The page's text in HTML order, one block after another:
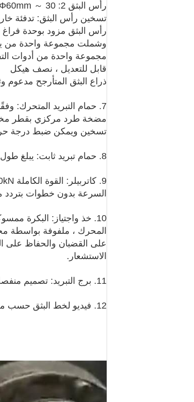
رأس البثق 2: 30 ～ Φ60mm
تسخين رأس البثق: تدفئة
رأس البثق مزود بوحدة فراغ
وشملت مجموعة واحدة من
مجموعة واحدة من أدوات
قابل للتعديل ، نصف هيكل
ذراع البثق المتأرجح مدعوم
7. حمام التبريد المتحرك:
تسخين ويمكن ضبط درجة
8. حمام تبريد ثابت: يبلغ طول كل قسم 3000 مم ، بإجمالي 4 أقسام.
السرعة بدون خطوات بتردد
10. خذ واجتياز: البكرة
المحرك ، ملفوفة بواسطة
على القضبان والحفاظ على
الاستشعار.
11. برج التبريد: تصميم منفصل حسب استهلاك المياه وظروف مساحة الموقع.
12. فيديو لخط البثق حسب ملف منفصل.